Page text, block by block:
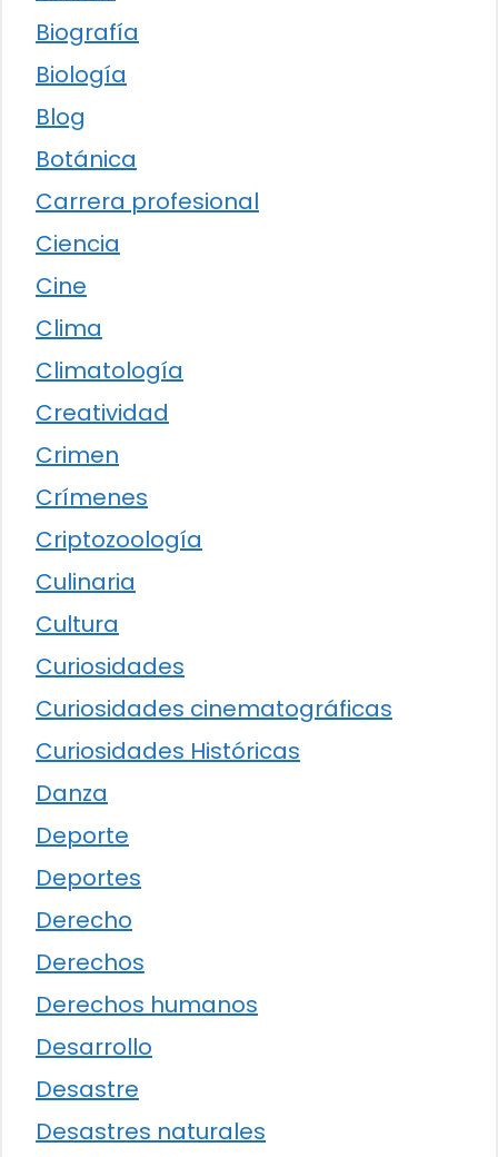
Biografía
Biología
Blog
Botánica
Carrera profesional
Ciencia
Cine
Clima
Climatología
Creatividad
Crimen
Crímenes
Criptozoología
Culinaria
Cultura
Curiosidades
Curiosidades cinematográficas
Curiosidades Históricas
Danza
Deporte
Deportes
Derecho
Derechos
Derechos humanos
Desarrollo
Desastre
Desastres naturales